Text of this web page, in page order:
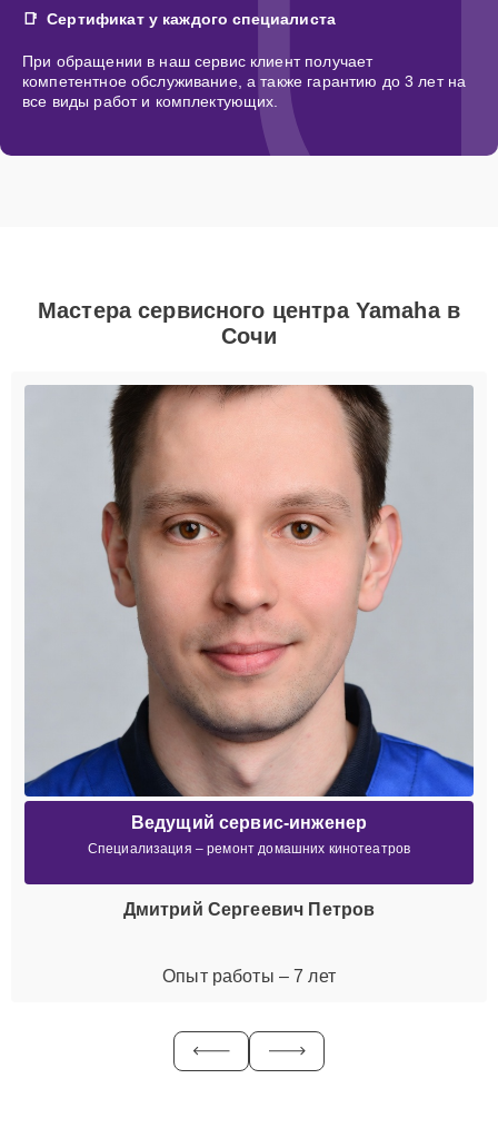
Сертификат у каждого специалиста
При обращении в наш сервис клиент получает
компетентное обслуживание, а также гарантию до 3 лет на
все виды работ и комплектующих.
Мастера сервисного центра Yamaha в
Сочи
Ведущий сервис-инженер
Специализация – ремонт домашних кинотеатров
Дмитрий Сергеевич Петров
Опыт работы – 7 лет